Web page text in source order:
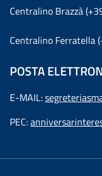
Centralino Brazzà
Centralino Ferratella
POSTA
E-MAIL:
PEC: